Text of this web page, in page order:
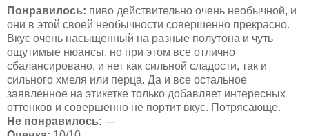
Понравилось: пиво действительно очень необычной, и
они в этой своей необычности совершенно прекрасно.
Вкус очень насыщенный на разные полутона и чуть
ощутимые нюансы, но при этом все отлично
сбалансировано, и нет как сильной сладости, так и
сильного хмеля или перца. Да и все остальное
заявленное на этикетке только добавляет интересных
оттенков и совершенно не портит вкус. Потрясающе.
Не понравилось: ---